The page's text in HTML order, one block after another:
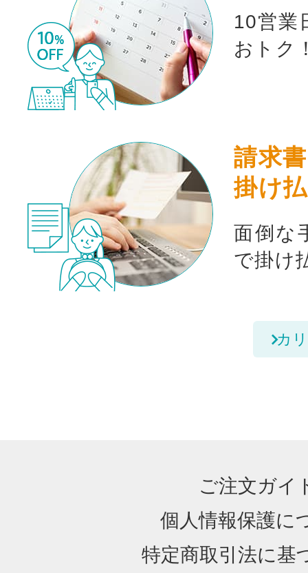
お買い物を続ける カー
10営業
おトク
請求
掛け
面倒な
で掛け
カ
ご注文ガイ
個人情報保護に
特定商取引法に基